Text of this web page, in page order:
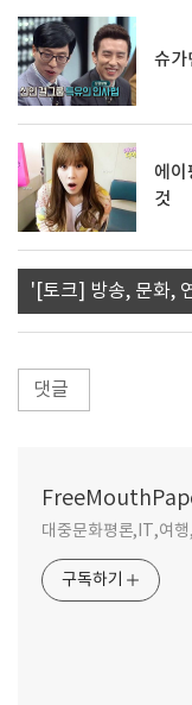
슈가
에이
것
'[토크] 방송, 문화,
댓글
대중문화평론,IT,여행
구독하기